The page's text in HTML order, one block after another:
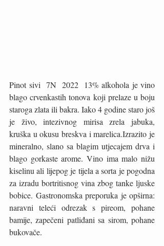
Pinot sivi  7N  2022  13% alkohola je vino
blago crvenkastih tonova koji prelaze u boju
staroga zlata ili bakra. Iako 4 godine staro još
je živo, intezivnog mirisa zrela jabuka,
kruška u okusu breskva i marelica.Izrazito je
mineralno, slano sa blagim utjecajem drva i
blago gorkaste arome. Vino ima malo nižu
kiselinu ali lijepog je tijela a sorta je pogodna
za izradu bortritisnog vina zbog tanke ljuske
bobice. Gastronomska preporuka je opširna:
naravni teleći odrezak s pireom, pohane
bamije, zapečeni patliđani sa sirom, pohane
bukovače.